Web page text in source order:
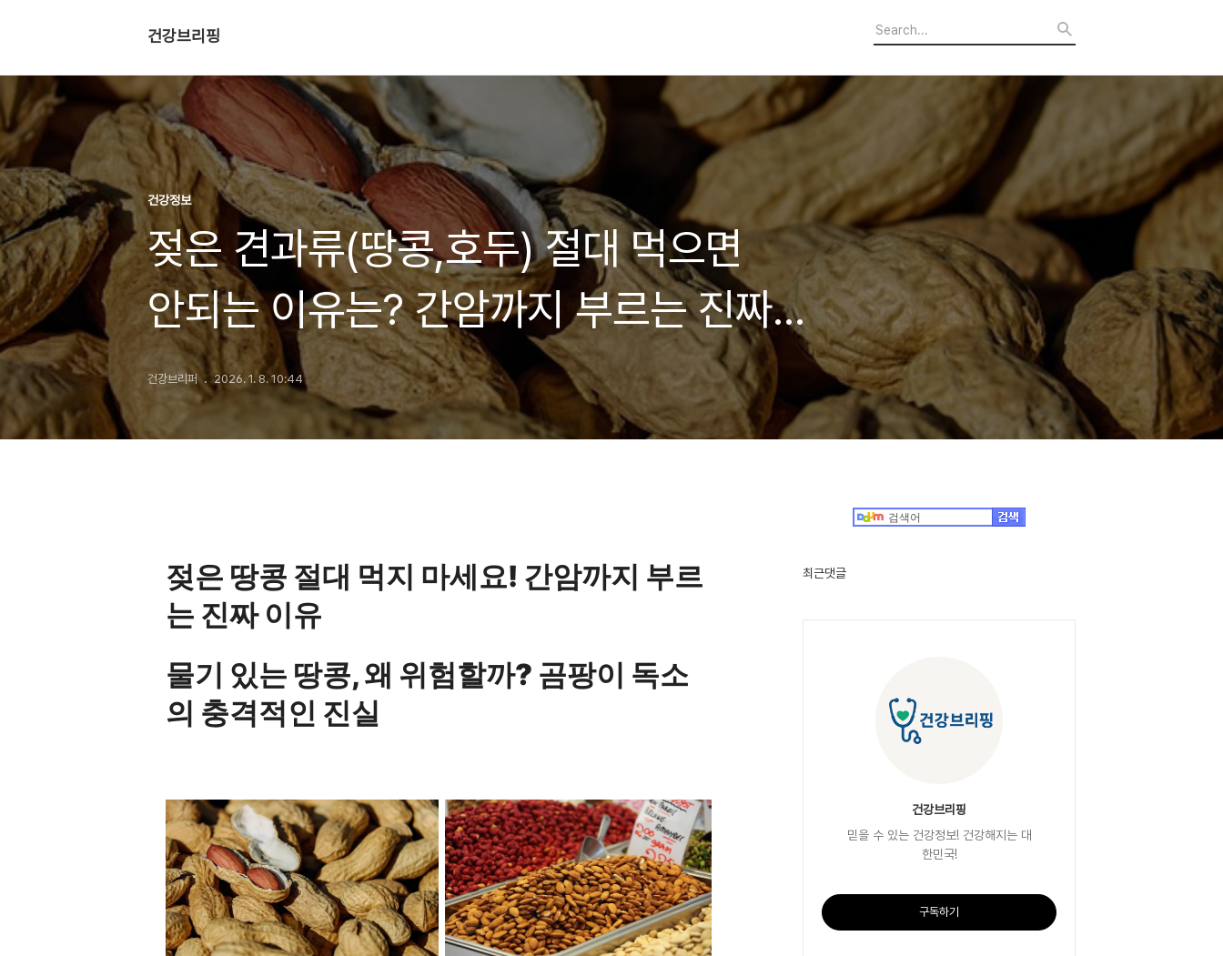
건강브리핑
건강정보
젖은 견과류(땅콩,호두) 절대 먹으면
안되는 이유는? 간암까지 부르는 진짜
이유
건강브리퍼 2026. 1. 8. 10:44
젖은 땅콩 절대 먹지 마세요! 간암까지 부르
는 진짜 이유
물기 있는 땅콩, 왜 위험할까? 곰팡이 독소
의 충격적인 진실
최근댓글
건강브리핑
믿을 수 있는 건강정보! 건강해지는 대
한민국!
구독하기